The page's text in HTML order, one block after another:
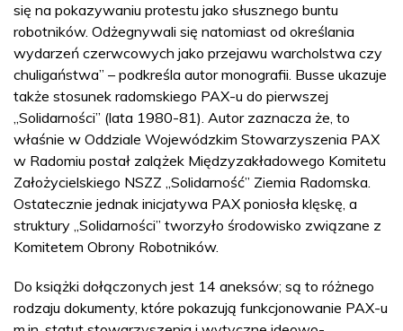
się na pokazywaniu protestu jako słusznego buntu
robotników. Odżegnywali się natomiast od określania
wydarzeń czerwcowych jako przejawu warcholstwa czy
chuligaństwa” – podkreśla autor monografii. Busse ukazuje
także stosunek radomskiego PAX-u do pierwszej
„Solidarności” (lata 1980-81). Autor zaznacza że, to
właśnie w Oddziale Wojewódzkim Stowarzyszenia PAX
w Radomiu postał zalążek Międzyzakładowego Komitetu
Założycielskiego NSZZ „Solidarność” Ziemia Radomska.
Ostatecznie jednak inicjatywa PAX poniosła klęskę, a
struktury „Solidarności” tworzyło środowisko związane z
Komitetem Obrony Robotników.
Do książki dołączonych jest 14 aneksów; są to różnego
rodzaju dokumenty, które pokazują funkcjonowanie PAX-u